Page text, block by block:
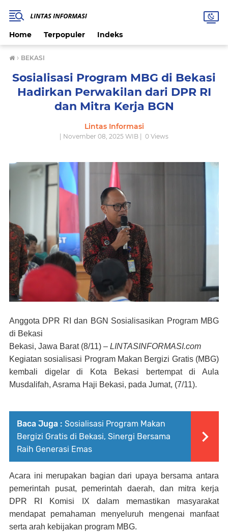
Home Terpopuler Indeks
› BEKASI
Sosialisasi Program MBG di Bekasi
Hadirkan Perwakilan dari DPR RI
dan Mitra Kerja BGN
Lintas Informasi
| November 08, 2025 WIB | 0 Views
Anggota DPR RI dan BGN Sosialisasikan Program MBG
di Bekasi
Bekasi, Jawa Barat (8/11) – LINTASINFORMASI.com
Kegiatan sosialisasi Program Makan Bergizi Gratis (MBG)
kembali digelar di Kota Bekasi bertempat di Aula
Musdalifah, Asrama Haji Bekasi, pada Jumat, (7/11).
Baca Juga : Sosialisasi Program Makan
Bergizi Gratis di Bekasi, Sinergi Bersama
Raih Generasi Emas
Acara ini merupakan bagian dari upaya bersama antara
pemerintah pusat, pemerintah daerah, dan mitra kerja
DPR RI Komisi IX dalam memastikan masyarakat
mendapat pemahaman menyeluruh mengenai manfaat
serta arah kebijakan program MBG.